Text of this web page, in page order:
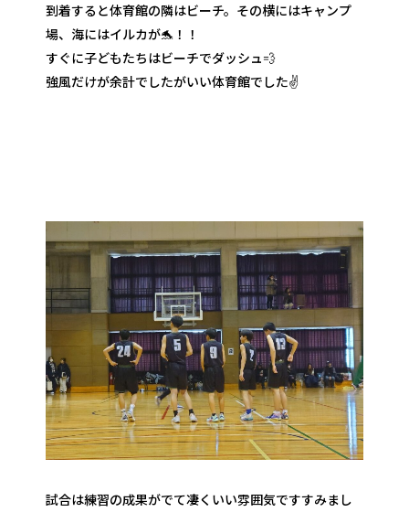
到着すると体育館の隣はビーチ。その横にはキャンプ
場、海にはイルカが🐬！！
すぐに子どもたちはビーチでダッシュ💨
強風だけが余計でしたがいい体育館でした✌
試合は練習の成果がでて凄くいい雰囲気ですすみまし